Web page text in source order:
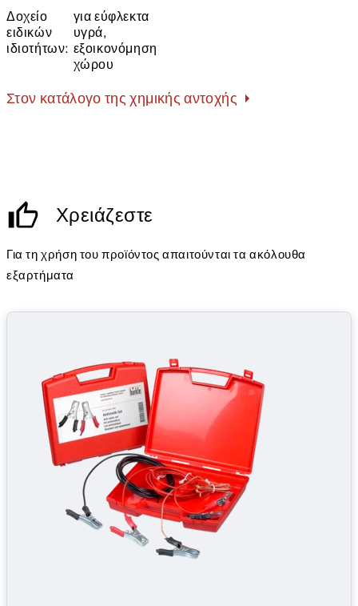
Δοχείο
ειδικών
ιδιοτήτων:
για εύφλεκτα
υγρά,
εξοικονόμηση
χώρου
Στον κατάλογο της χημικής αντοχής
Χρειάζεστε
Για τη χρήση του προϊόντος απαιτούνται τα ακόλουθα
εξαρτήματα